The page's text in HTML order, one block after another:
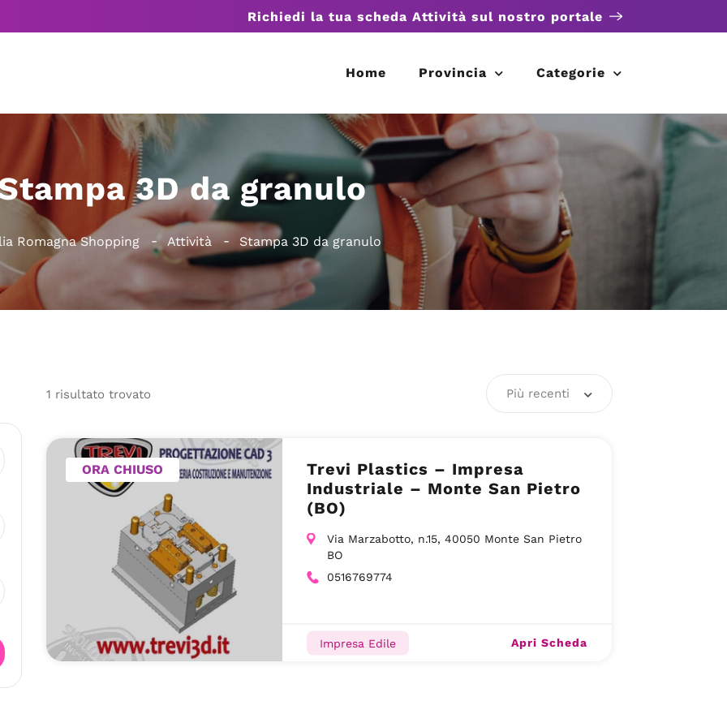
Richiedi la tua scheda Attività sul nostro portale
Home Provincia Categorie
3D da granulo
Romagna Shopping Attività Stampa 3D da granulo
1 risultato trovato Più recenti
ORA CHIUSO
Trevi Plastics – Impresa
Industriale – Monte San Pietro
(BO)
Via Marzabotto, n.15, 40050 Monte San Pietro
BO
0516769774
Impresa Edile Apri Scheda